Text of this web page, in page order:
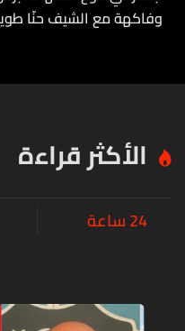
وفاكهة مع الشيف حنّا
الأكثر قراءة
24 ساعة